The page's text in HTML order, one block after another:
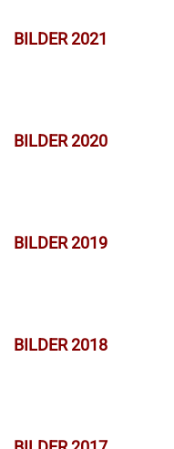
BILDER 2021
BILDER 2020
BILDER 2019
BILDER 2018